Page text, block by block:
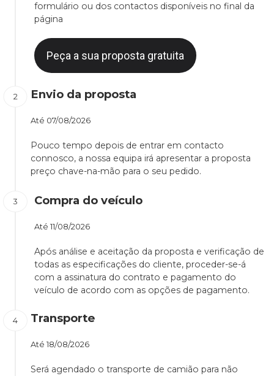
formulário ou dos contactos disponíveis no final da
página
Peça a sua proposta gratuita
Envio da proposta
Até 07/08/2026
Pouco tempo depois de entrar em contacto
connosco, a nossa equipa irá apresentar a proposta
preço chave-na-mão para o seu pedido.
Compra do veículo
Até 11/08/2026
Após análise e aceitação da proposta e verificação de
todas as especificações do cliente, proceder-se-á
com a assinatura do contrato e pagamento do
veículo de acordo com as opções de pagamento.
Transporte
Até 18/08/2026
Será agendado o transporte de camião para não